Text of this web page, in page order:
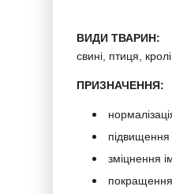
ВИДИ ТВАРИН:
свині, птиця,
ПРИЗНАЧЕННЯ:
підвищення
зміцнення
покращення